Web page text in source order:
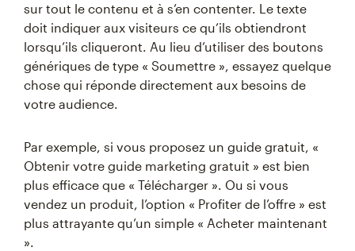
sur tout le contenu et à s’en contenter. Le texte
doit indiquer aux visiteurs ce qu’ils obtiendront
lorsqu’ils cliqueront. Au lieu d’utiliser des boutons
génériques de type « Soumettre », essayez quelque
chose qui réponde directement aux besoins de
votre audience.
Par exemple, si vous proposez un guide gratuit, «
Obtenir votre guide marketing gratuit » est bien
plus efficace que « Télécharger ». Ou si vous
vendez un produit, l’option « Profiter de l’offre » est
plus attrayante qu’un simple « Acheter maintenant
».